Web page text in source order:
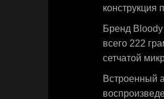
конструкция
Бренд Bloody
всего 222
сетчатой
Встроенный